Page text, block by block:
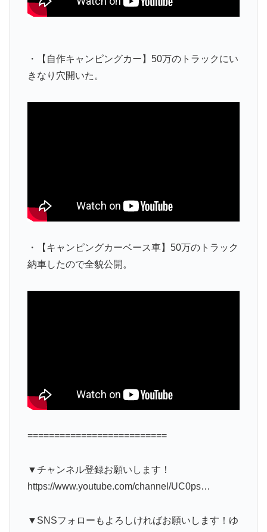
・【自作キャンピングカー】50万のトラックにい
きなり穴開いた。
・【キャンピングカーベース車】50万のトラック
納車したので全貌公開。
==========================
▼チャンネル登録お願いします！
https://www.youtube.com/channel/UC0ps…
▼SNSフォローもよろしければお願いします！ゆ